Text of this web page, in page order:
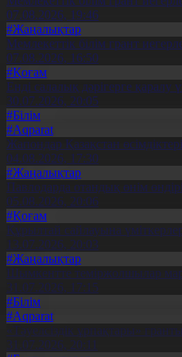
07.08.2026, 19:46
#Жаңалықтар
Мемлекеттік білім грант
07.08.2026, 16:50
#Қоғам
Енді салалық дәрігерге
30.07.2026, 20:05
#Білім
#Aqparat
Жапондар Қазақстан
04.08.2026, 17:30
#Жаңалықтар
Павлодарда отандық өнім
05.08.2026, 20:06
#Қоғам
Құрылтай сайлауына
13.07.2026, 20:03
#Жаңалықтар
Шымкентте теміржолшылар
31.07.2026, 17:15
#Білім
#Aqparat
«Тәуелсіздік ұрпақтары»
31.07.2026, 20:11